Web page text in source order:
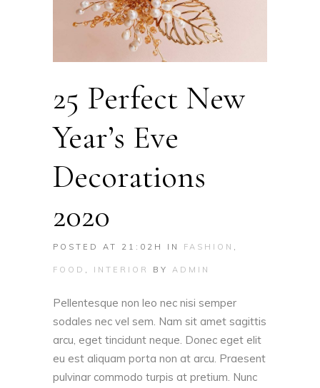
25 Perfect New
Year’s Eve
Decorations
2020
POSTED AT 21:02H IN FASHION ,
FOOD , INTERIOR BY ADMIN
Pellentesque non leo nec nisi semper
sodales nec vel sem. Nam sit amet sagittis
arcu, eget tincidunt neque. Donec eget elit
eu est aliquam porta non at arcu. Praesent
pulvinar commodo turpis at pretium. Nunc